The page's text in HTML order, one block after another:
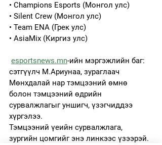
• Champions Esports (Монгол улс)
• Silent Crew (Монгол улс)
• Team ENA (Грек улс)
• AsiaMix (Киргиз улс)
esportsnews.mn-ийн мэргэжлийн баг:
сэтгүүлч М.Ариунаа, зураглаач
Мөнхдалай нар тэмцээний өмнө
болон тэмцээний өдрийн
сурвалжлагыг уншигч, үзэгчиддээ
хүргэлээ.
Тэмцээний үеийн сурвалжлага,
зургийн цомгийг энэ линкээс үзээрэй.